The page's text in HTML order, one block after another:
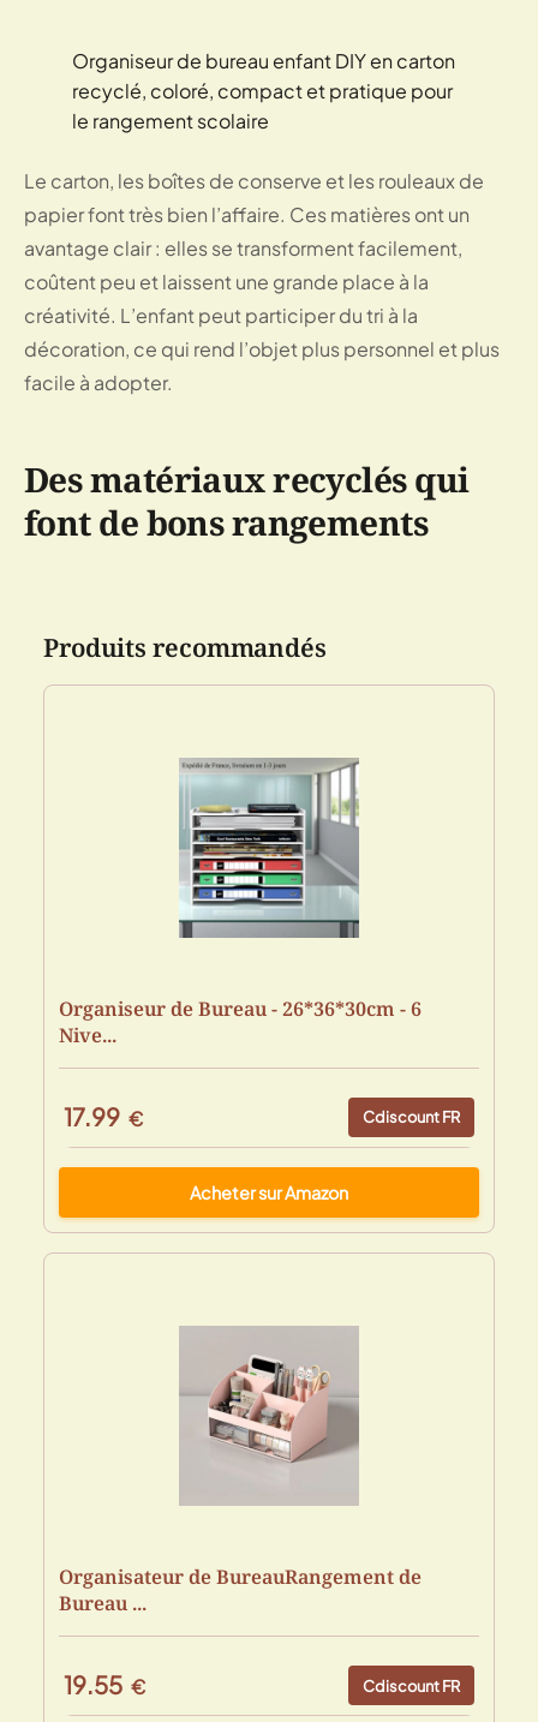
Organiseur de bureau enfant DIY en carton
recyclé, coloré, compact et pratique pour
le rangement scolaire
Le carton, les boîtes de conserve et les rouleaux de
papier font très bien l’affaire. Ces matières ont un
avantage clair : elles se transforment facilement,
coûtent peu et laissent une grande place à la
créativité. L’enfant peut participer du tri à la
décoration, ce qui rend l’objet plus personnel et plus
facile à adopter.
Des matériaux recyclés qui
font de bons rangements
Produits recommandés
Organiseur de Bureau - 26*36*30cm - 6
Nive...
17.99 € Cdiscount FR
Acheter sur Amazon
Organisateur de BureauRangement de
Bureau ...
19.55 € Cdiscount FR